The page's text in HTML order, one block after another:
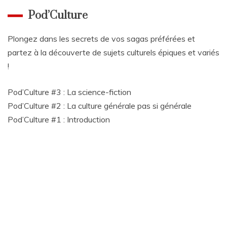
Pod’Culture
Plongez dans les secrets de vos sagas préférées et
partez à la découverte de sujets culturels épiques et variés
!
Pod’Culture #3 : La science-fiction
Pod’Culture #2 : La culture générale pas si générale
Pod’Culture #1 : Introduction